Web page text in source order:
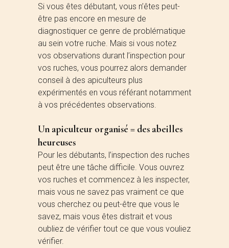
Si vous êtes débutant, vous n’êtes peut-
être pas encore en mesure de
diagnostiquer ce genre de problématique
au sein votre ruche. Mais si vous notez
vos observations durant l’inspection pour
vos ruches, vous pourrez alors demander
conseil à des apiculteurs plus
expérimentés en vous référant notamment
à vos précédentes observations.
Un apiculteur organisé = des abeilles
heureuses
Pour les débutants, l’inspection des ruches
peut être une tâche difficile. Vous ouvrez
vos ruches et commencez à les inspecter,
mais vous ne savez pas vraiment ce que
vous cherchez ou peut-être que vous le
savez, mais vous êtes distrait et vous
oubliez de vérifier tout ce que vous vouliez
vérifier.